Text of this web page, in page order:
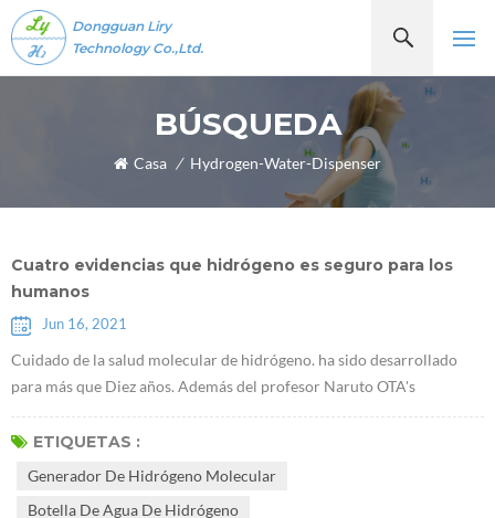
Dongguan Liry
Technology Co.,Ltd.
BÚSQUEDA
Casa / Hydrogen-Water-Dispenser
Cuatro evidencias que hidrógeno es seguro para los
humanos
Jun 16, 2021
Cuidado de la salud molecular de hidrógeno. ha sido desarrollado
para más que Diez años. Además del profesor Naruto OTA's
descubrimiento de que Moléculas de hidrógenoTienen propiedades
antioxidantes selectivas en 2007, algunos académicos han
ETIQUETAS :
Generador De Hidrógeno Molecular
Botella De Agua De Hidrógeno